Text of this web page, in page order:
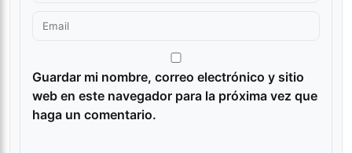
Guardar mi nombre, correo electrónico y sitio
web en este navegador para la próxima vez que
haga un comentario.